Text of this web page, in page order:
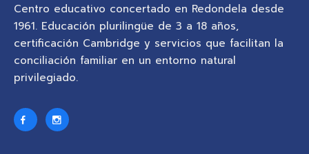
Centro educativo concertado en Redondela desde
1961. Educación plurilingüe de 3 a 18 años,
certificación Cambridge y servicios que facilitan la
conciliación familiar en un entorno natural
privilegiado.